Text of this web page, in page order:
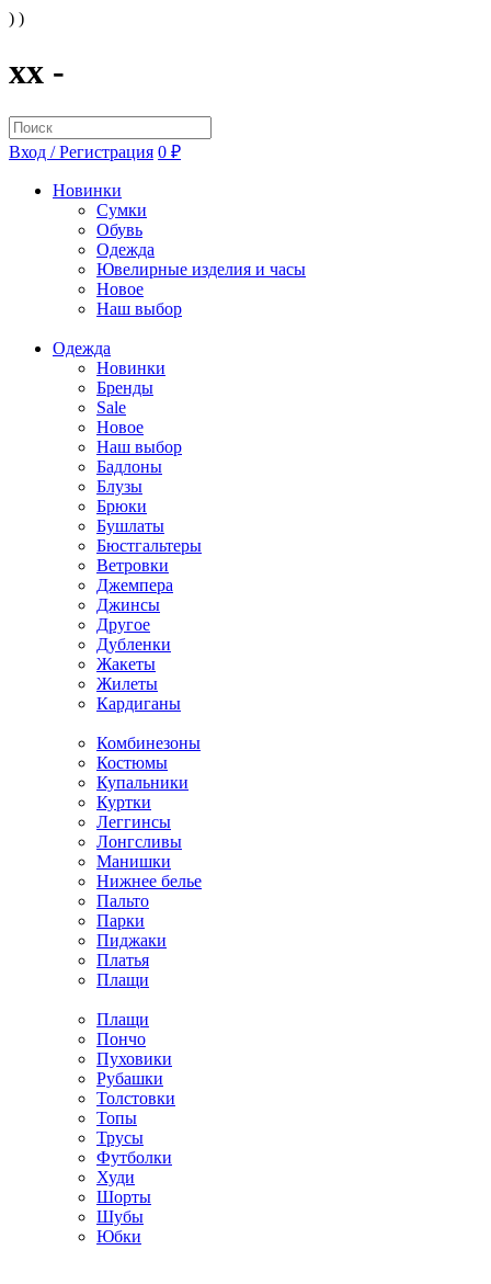
) )
xx -
Вход / Регистрация 0 ₽
Новинки
Сумки
Обувь
Одежда
Ювелирные изделия и часы
Новое
Наш выбор
Одежда
Новинки
Бренды
Sale
Новое
Наш выбор
Бадлоны
Блузы
Брюки
Бушлаты
Бюстгальтеры
Ветровки
Джемпера
Джинсы
Другое
Дубленки
Жакеты
Жилеты
Кардиганы
Комбинезоны
Костюмы
Купальники
Куртки
Леггинсы
Лонгсливы
Манишки
Нижнее белье
Пальто
Парки
Пиджаки
Платья
Плащи
Плащи
Пончо
Пуховики
Рубашки
Толстовки
Топы
Трусы
Футболки
Худи
Шорты
Шубы
Юбки